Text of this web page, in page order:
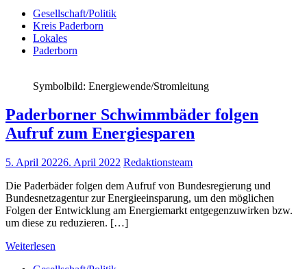
Gesellschaft/Politik
Kreis Paderborn
Lokales
Paderborn
Symbolbild: Energiewende/Stromleitung
Paderborner Schwimmbäder folgen
Aufruf zum Energiesparen
5. April 20226. April 2022 Redaktionsteam
Die Paderbäder folgen dem Aufruf von Bundesregierung und
Bundesnetzagentur zur Energieeinsparung, um den möglichen
Folgen der Entwicklung am Energiemarkt entgegenzuwirken bzw.
um diese zu reduzieren. […]
Weiterlesen